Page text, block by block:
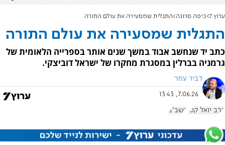
ערוץ 7 כיפה סרוגה התגלית שמסעירה את עולם התורה
התגלית שמסעירה את עולם התורה
כתב יד שנחשב אבוד במשך שנים אותר בספרייה הלאומית של
גרמניה בברלין במסגרת מחקרו של ישראל דוביצקי.
דביר עמר
7.06.26, 13:43
הרב יואל קטן רשב"ם